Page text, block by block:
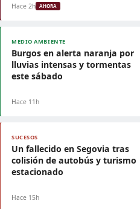
Hace 2h AHORA
MEDIO AMBIENTE
Burgos en alerta naranja por
lluvias intensas y tormentas
este sábado
Hace 11h
SUCESOS
Un fallecido en Segovia tras
colisión de autobús y turismo
estacionado
Hace 15h